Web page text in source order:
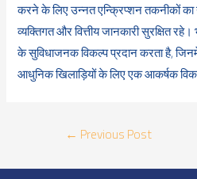
करने के लिए उन्नत एन्क्रिप्शन तकनीकों
व्यक्तिगत और वित्तीय जानकारी सुरक्षित
के सुविधाजनक विकल्प प्रदान करता है,
आधुनिक खिलाड़ियों के लिए एक आकर्षक
← Previous Post